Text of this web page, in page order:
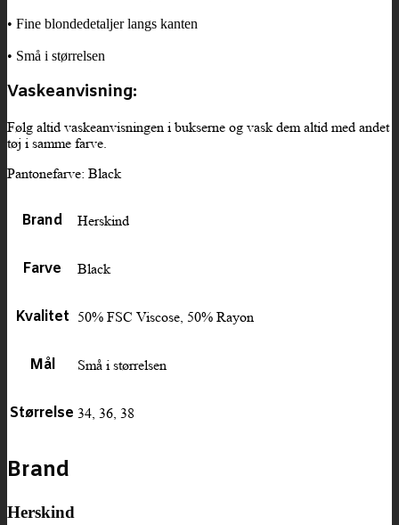
• Fine blondedetaljer langs kanten
• Små i størrelsen
Vaskeanvisning:
Følg altid vaskeanvisningen i bukserne og vask dem altid med andet
tøj i samme farve.
Pantonefarve: Black
Brand Herskind
Farve Black
Kvalitet 50% FSC Viscose, 50% Rayon
Mål Små i størrelsen
Størrelse 34, 36, 38
Brand
Herskind